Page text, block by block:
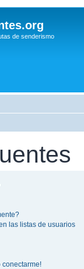
de senderismo
las listas de usuarios
conectarme!